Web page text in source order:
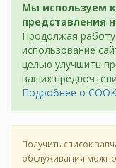
Мы используем
представления
Продолжая
использование
целью улучшить
ваших
Подробнее о
Получить список
обслуживания